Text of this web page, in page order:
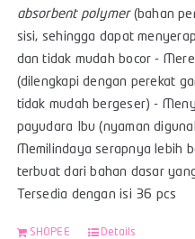
absorbent polymer(bahan
sisi, sehingga dapat
dan tidak mudah bocor -
(dilengkapi dengan perekat
tidak mudah bergeser) -
payudara Ibu (nyaman
Memilindaya serapnya lebih
terbuat dari bahan dasar
Tersedia dengan isi 36 pcs
SHOPEE Details